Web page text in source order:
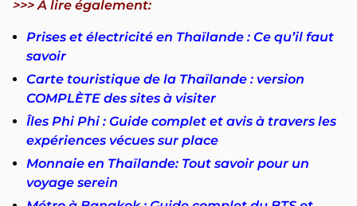
>>> À lire également:
Prises et électricité en Thaïlande : Ce qu’il faut
savoir
Carte touristique de la Thaïlande : version
COMPLÈTE des sites à visiter
Îles Phi Phi : Guide complet et avis à travers les
expériences vécues sur place
Monnaie en Thaïlande: Tout savoir pour un
voyage serein